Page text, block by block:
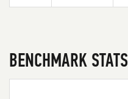
BENCHMARK STATS